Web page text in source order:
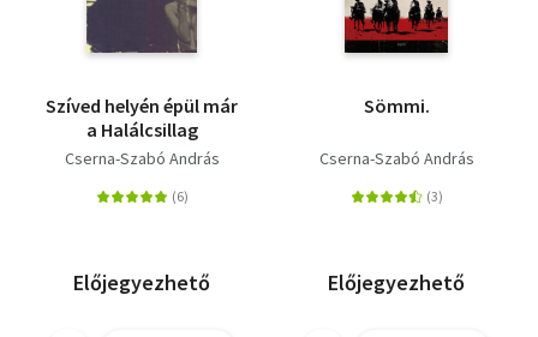
Szíved helyén épül már
a Halálcsillag
Cserna-Szabó András
Előjegyezhető
Sömmi.
Cserna-Szabó András
Előjegyezhető